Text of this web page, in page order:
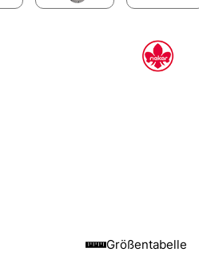
Größentabelle